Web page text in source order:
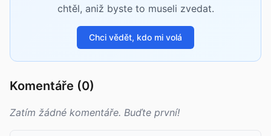
chtěl, aniž byste to museli zvedat.
Chci vědět, kdo mi volá
Komentáře (0)
Zatím žádné komentáře. Buďte první!